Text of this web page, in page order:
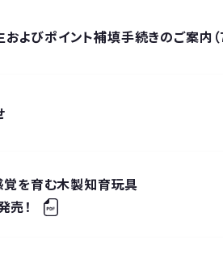
よびポイント補填手続きのご案内（
覚を育む木製知育玩具
売！